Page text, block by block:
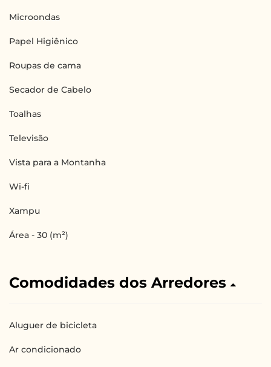
Microondas
Papel Higiênico
Roupas de cama
Secador de Cabelo
Toalhas
Televisão
Vista para a Montanha
Wi-fi
Xampu
Área - 30 (m²)
Comodidades dos Arredores
Aluguer de bicicleta
Ar condicionado